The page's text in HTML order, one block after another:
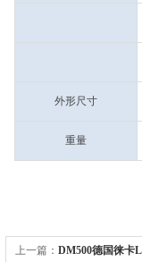
外形尺寸
重量
上一篇： DM500德国徕卡